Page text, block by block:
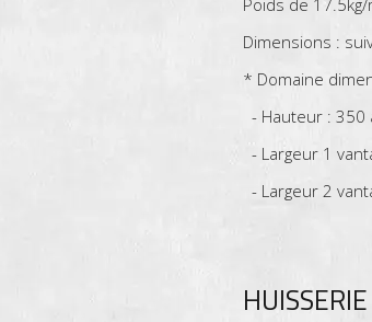
Poids de 17.5kg/
Dimensions :
* Domaine
- Hauteur : 350
- Largeur 1
- Largeur 2
HUISSERIE